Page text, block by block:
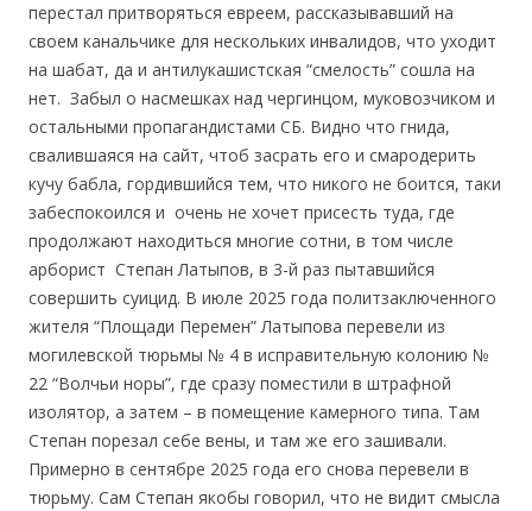
перестал притворяться евреем, рассказывавший на
своем канальчике для нескольких инвалидов, что уходит
на шабат, да и антилукашистская “смелость” сошла на
нет. Забыл о насмешках над чергинцом, муковозчиком и
остальными пропагандистами СБ. Видно что гнида,
свалившаяся на сайт, чтоб засрать его и смародерить
кучу бабла, гордившийся тем, что никого не боится, таки
забеспокоился и очень не хочет присесть туда, где
продолжают находиться многие сотни, в том числе
арборист Степан Латыпов, в 3-й раз пытавшийся
совершить суицид. В июле 2025 года политзаключенного
жителя “Площади Перемен” Латыпова перевели из
могилевской тюрьмы № 4 в исправительную колонию №
22 “Волчьи норы”, где сразу поместили в штрафной
изолятор, а затем – в помещение камерного типа. Там
Степан порезал себе вены, и там же его зашивали.
Примерно в сентябре 2025 года его снова перевели в
тюрьму. Сам Степан якобы говорил, что не видит смысла